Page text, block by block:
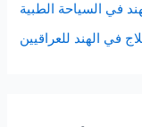
في السياحة الطبية
في الهند للعراقيين